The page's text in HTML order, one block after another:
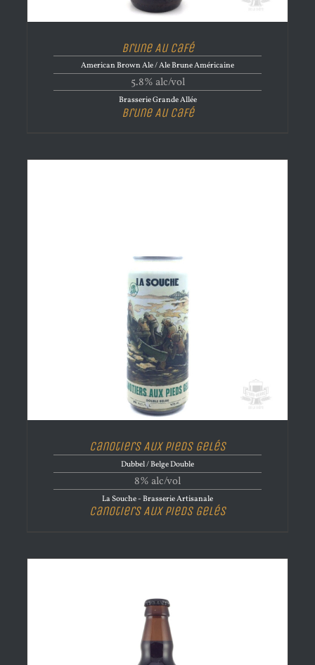
Brune Au Café
American Brown Ale / Ale Brune Américaine
5.8% alc/vol
Brasserie Grande Allée
Brune Au Café
Canotiers Aux Pieds Gelés
Dubbel / Belge Double
8% alc/vol
La Souche - Brasserie Artisanale
Canotiers Aux Pieds Gelés